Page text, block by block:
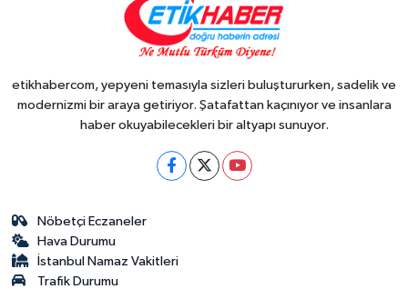
etikhabercom, yepyeni temasıyla sizleri buluştururken, sadelik ve
modernizmi bir araya getiriyor. Şatafattan kaçınıyor ve insanlara
haber okuyabilecekleri bir altyapı sunuyor.
Nöbetçi Eczaneler
Hava Durumu
İstanbul Namaz Vakitleri
Trafik Durumu